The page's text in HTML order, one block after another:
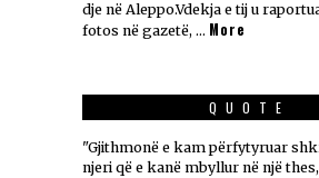
dje në Aleppo.Vdekja e tij u
fotos në gazetë, … More
QUOTE
"Gjithmonë e kam përfytyruar
njeri që e kanë mbyllur në një